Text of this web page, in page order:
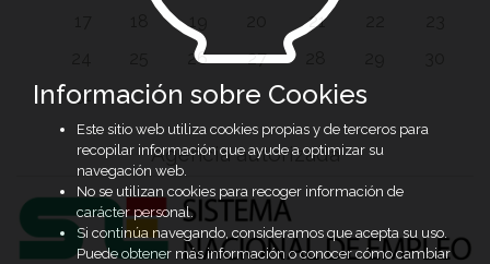
19 21
26 27
31
Agencia autorizada
Información sobre Cookies
Este sitio web utiliza cookies propias y de terceros para
recopilar información que ayude a optimizar su
navegación web.
No se utilizan cookies para recoger información de
carácter personal.
Si continúa navegando, consideramos que acepta su uso.
Puede obtener más información o conocer cómo cambiar